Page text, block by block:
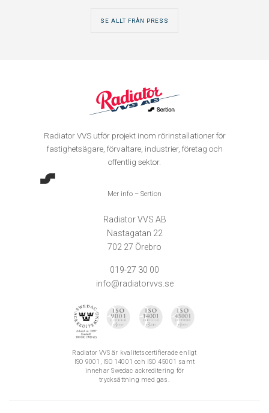
SE ALLT FRÅN PRESS
Radiator VVS utför projekt inom rörinstallationer för
fastighetsägare, förvaltare, industrier, företag och
offentlig sektor.
Mer info – Sertion
Radiator VVS AB
Nastagatan 22
702 27 Örebro
019-27 30 00
info@radiatorvvs.se
Radiator VVS är kvalitetscertifierade enligt
ISO 9001, ISO 14001 och ISO 45001 samt
innehar Swedac ackreditering för
trycksättning med gas.